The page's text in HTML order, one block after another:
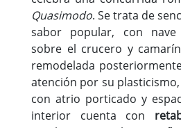
Quasimodo. Se trata de
sabor popular, con nave
sobre el crucero y
remodelada
atención por su
con atrio porticado y
interior cuenta con